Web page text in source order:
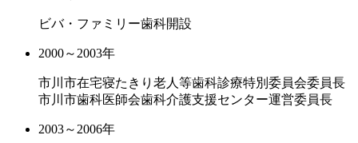
ビバ・ファミリー歯科開設
2000～2003年
市川市在宅寝たきり老人等歯科診療特別委員会委員長
市川市歯科医師会歯科介護支援センター運営委員長
2003～2006年